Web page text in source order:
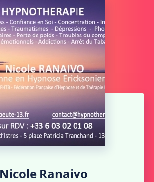
Nicole Ranaivo